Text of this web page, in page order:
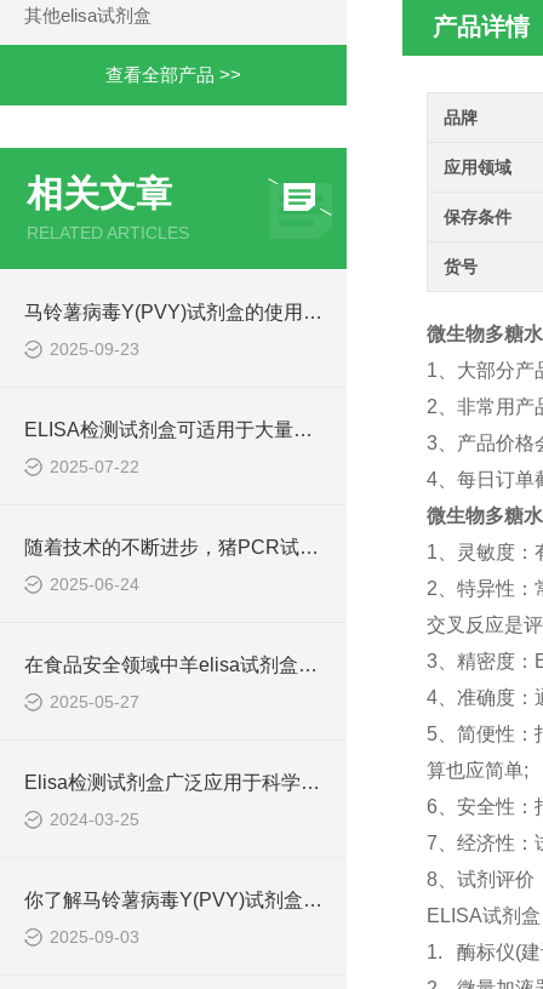
其他elisa试剂盒
查看全部产品 >>
相关文章
RELATED ARTICLES
马铃薯病毒Y(PVY)试剂盒的使用方法非常简单，一看就会
2025-09-23
ELISA检测试剂盒可适用于大量样本的同时检测
2025-07-22
随着技术的不断进步，猪PCR试剂盒在不断的发展和*
2025-06-24
在食品安全领域中羊elisa试剂盒也有着一定的应用
2025-05-27
Elisa检测试剂盒广泛应用于科学研究和临床诊断中
2024-03-25
你了解马铃薯病毒Y(PVY)试剂盒吗？
2025-09-03
产品详情
品牌
应用领域
保存条件
货号
微生物多糖
1、大部分产
2、非常用产
3、产品价格
4、每日订单
微生物多糖
1、灵敏度：
2、特异性：
交叉反应是
3、精密度：
4、准确度：
5、简便性：
算也应简单;
6、安全性：
7、经济性：
8、试剂评价
ELISA试剂
1. 酶标仪(建